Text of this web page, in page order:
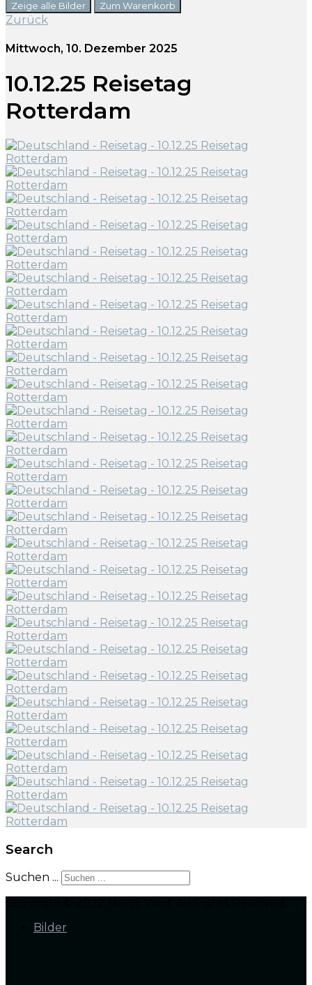
Zeige alle Bilder Zum Warenkorb
Zurück
Mittwoch, 10. Dezember 2025
10.12.25 Reisetag
Rotterdam
Search
Suchen ...
Bilder